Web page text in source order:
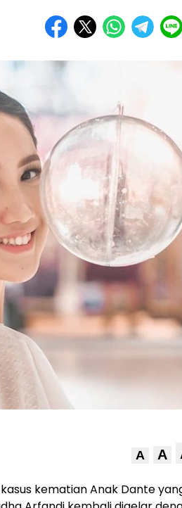
A A
kematian Anak Dante